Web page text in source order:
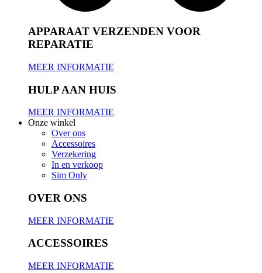
APPARAAT VERZENDEN VOOR
REPARATIE
MEER INFORMATIE
HULP AAN HUIS
MEER INFORMATIE
Onze winkel
Over ons
Accessoires
Verzekering
In en verkoop
Sim Only
OVER ONS
MEER INFORMATIE
ACCESSOIRES
MEER INFORMATIE